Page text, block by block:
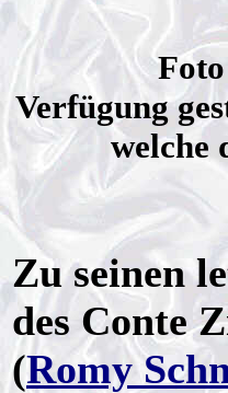
Verfügung
welche
Zu seinen
des Conte
(Romy